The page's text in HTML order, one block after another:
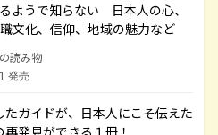
ようで知らない 日本人の心、
文化、信仰、地域の魅力など
読み物
発売
ガイドが、日本人にこそ伝えた
発見ができる１冊！